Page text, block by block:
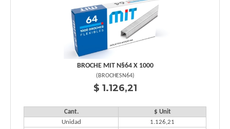
BROCHE MIT N§64 X 1000
(BROCHESN64)
$ 1.126,21
Cant.
$ Unit
Unidad
1.126,21